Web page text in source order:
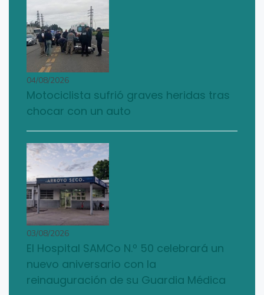
04/08/2026
Motociclista sufrió graves heridas tras
chocar con un auto
03/08/2026
El Hospital SAMCo N.º 50 celebrará un
nuevo aniversario con la
reinauguración de su Guardia Médica